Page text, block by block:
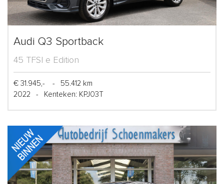
Audi Q3 Sportback
45 TFSI e Edition
€ 31.945,- -
55.412 km
2022
- Kenteken: KPJ03T